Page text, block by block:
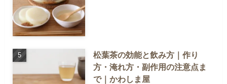
松葉茶の効能と飲み方｜作り
方・淹れ方・副作用の注意点ま
で｜かわしま屋